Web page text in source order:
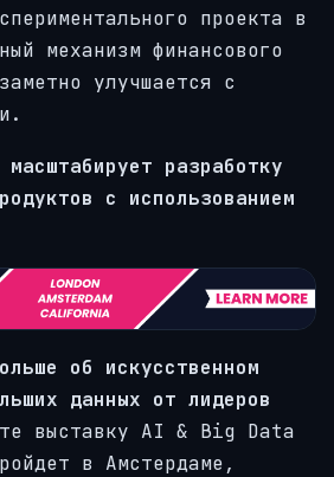
проекта в
механизм финансового
улучшается с
масштабирует разработку
с использованием
об искусственном
данных от лидеров
выставку AI & Big Data
в Амстердаме,